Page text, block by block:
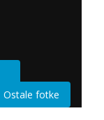
Ostale fotke